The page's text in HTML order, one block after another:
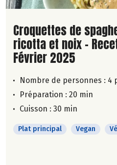
Lire la suite de la
Croquettes de
ricotta et noix -
Février 2025
Nombre de personnes : 4
Préparation : 20 min
Cuisson : 30 min
Plat principal Vegan